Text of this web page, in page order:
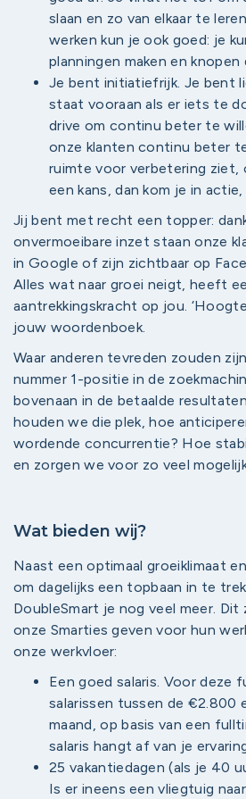
slaan en zo van elkaar te
werken kun je ook goed: je
planningen maken en knopen
Je bent initiatiefrijk. Je bent
staat vooraan als er iets te
drive om continu beter te
onze klanten continu beter
ruimte voor verbetering ziet,
een kans, dan kom je in
Jij bent met recht een topper:
onvermoeibare inzet staan onze
in Google of zijn zichtbaar op
Alles wat naar groei neigt, heeft
aantrekkingskracht op jou.
jouw woordenboek.
Waar anderen tevreden zouden
nummer 1-positie in de
bovenaan in de betaalde
houden we die plek, hoe
wordende concurrentie? Hoe
en zorgen we voor zo veel
Wat bieden wij?
Naast een optimaal groeiklimaat
om dagelijks een topbaan in te
DoubleSmart je nog veel meer. Dit
onze Smarties geven voor hun
onze werkvloer:
Een goed salaris. Voor deze
salarissen tussen de €2.800
maand, op basis van een
salaris hangt af van je
25 vakantiedagen (als je 40
Is er ineens een vliegtuig